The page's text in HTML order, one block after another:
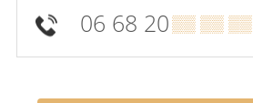
06 68 20▒▒ ▒▒ ▒▒